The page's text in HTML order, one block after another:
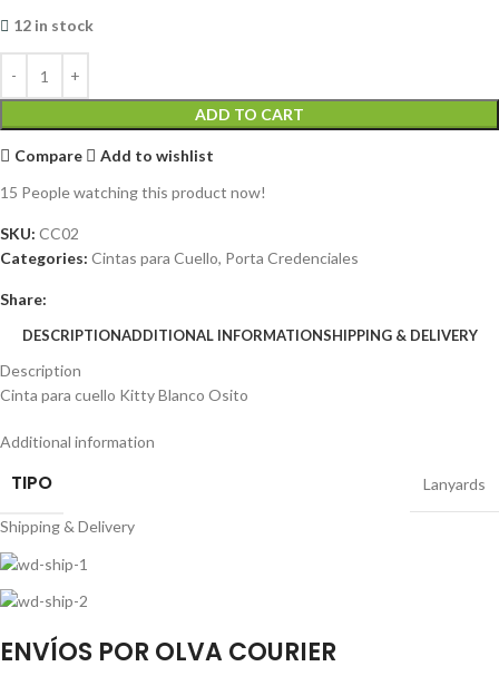
12 in stock
ADD TO CART
Compare
Add to wishlist
15 People watching this product now!
SKU: CC02
Categories: Cintas para Cuello, Porta Credenciales
Share:
DESCRIPTIONADDITIONAL INFORMATIONSHIPPING & DELIVERY
Description
Cinta para cuello Kitty Blanco Osito
Additional information
TIPO Lanyards
Shipping & Delivery
ENVÍOS POR OLVA COURIER